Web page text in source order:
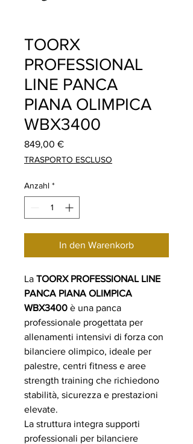
TOORX
PROFESSIONAL
LINE PANCA
PIANA OLIMPICA
WBX3400
849,00 €Preis
TRASPORTO ESCLUSO
Anzahl *
In den Warenkorb
La TOORX PROFESSIONAL LINE
PANCA PIANA OLIMPICA
WBX3400 è una panca
professionale progettata per
allenamenti intensivi di forza con
bilanciere olimpico, ideale per
palestre, centri fitness e aree
strength training che richiedono
stabilità, sicurezza e prestazioni
elevate.
La struttura integra supporti
professionali per bilanciere